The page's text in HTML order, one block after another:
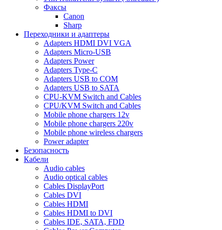
Факсы
Canon
Sharp
Переходники и адаптеры
Adapters HDMI DVI VGA
Adapters Micro-USB
Adapters Power
Adapters Type-C
Adapters USB to COM
Adapters USB to SATA
CPU-KVM Switch and Cables
CPU/KVM Switch and Cables
Mobile phone chargers 12v
Mobile phone chargers 220v
Mobile phone wireless chargers
Power adapter
Безопасность
Кабели
Audio cables
Audio optical cables
Cables DisplayPort
Cables DVI
Cables HDMI
Cables HDMI to DVI
Cables IDE, SATA, FDD